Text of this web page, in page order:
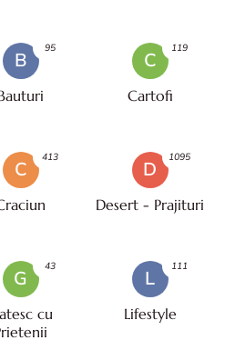
B
95
C
Cartofi
119
C
413
D
Desert - Prajituri
1095
G
cu
43
L
Lifestyle
111